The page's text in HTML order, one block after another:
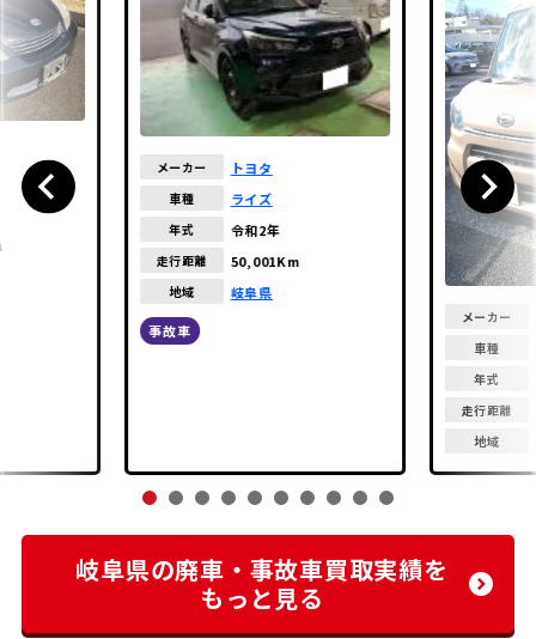
メーカー トヨタ
車種 ライズ
年式 令和2年
走行距離 50,001Km
地域 岐阜県
事故車
メーカー
車種
年式
走行距離
地域
岐阜県の廃車・事故車買取実績を
もっと見る